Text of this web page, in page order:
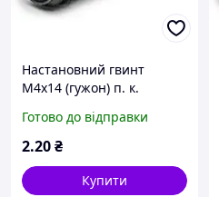
Настановний гвинт
М4х14 (гужон) п. к.
Готово до відправки
2.20₴
Купити